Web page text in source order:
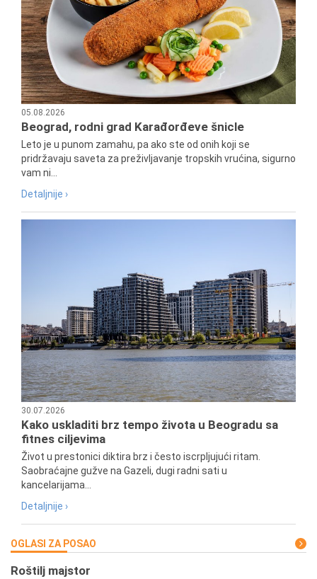
05.08.2026
Beograd, rodni grad Karađorđeve šnicle
Leto je u punom zamahu, pa ako ste od onih koji se
pridržavaju saveta za preživljavanje tropskih vrućina, sigurno
vam ni...
Detaljnije ›
30.07.2026
Kako uskladiti brz tempo života u Beogradu sa
fitnes ciljevima
Život u prestonici diktira brz i često iscrpljujući ritam.
Saobraćajne gužve na Gazeli, dugi radni sati u
kancelarijama...
Detaljnije ›
OGLASI ZA POSAO
Roštilj majstor